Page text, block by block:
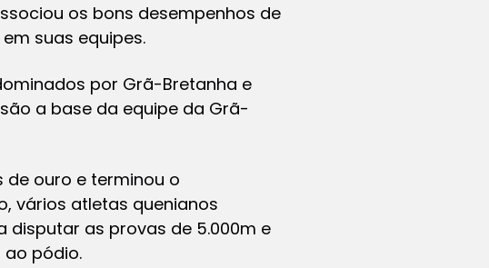
os bons desempenhos de
suas equipes.
por Grã-Bretanha e
a base da equipe da Grã-
de ouro e terminou o
vários atletas quenianos
disputar as provas de 5.000m e
ao pódio.